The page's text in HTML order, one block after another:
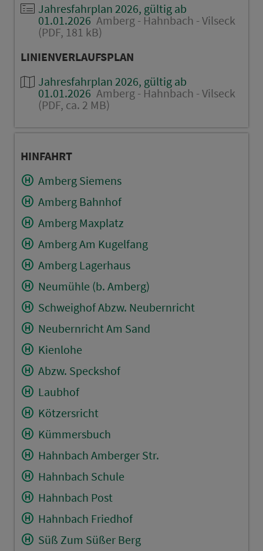
Jahresfahrplan 2026, gültig ab
01.01.2026 Amberg - Hahnbach - Vilseck
(PDF, 181 kB)
LINIENVERLAUFSPLAN
Jahresfahrplan 2026, gültig ab
01.01.2026 Amberg - Hahnbach - Vilseck
(PDF, ca. 2 MB)
HINFAHRT
Amberg Siemens
Amberg Bahnhof
Amberg Maxplatz
Amberg Am Kugelfang
Amberg Lagerhaus
Neumühle (b. Amberg)
Schweighof Abzw. Neubernricht
Neubernricht Am Sand
Kienlohe
Abzw. Speckshof
Laubhof
Kötzersricht
Kümmersbuch
Hahnbach Amberger Str.
Hahnbach Schule
Hahnbach Post
Hahnbach Friedhof
Süß Zum Süßer Berg